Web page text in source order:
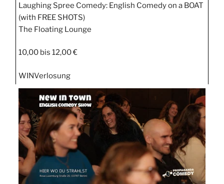
Laughing Spree Comedy: English Comedy on a BOAT
(with FREE SHOTS)
The Floating Lounge
10,00 bis 12,00 €
WINVerlosung